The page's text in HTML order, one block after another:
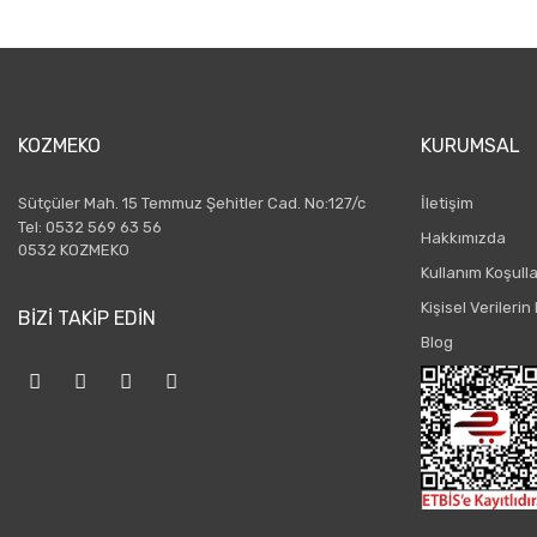
KOZMEKO
Sütçüler Mah. 15 Temmuz Şehitler Cad. No:127/c
Tel: 0532 569 63 56
0532 KOZMEKO
BİZİ TAKİP EDİN
KURUMSAL
İletişim
Hakkımızda
Kullanım
Kişisel Verilerin
Blog